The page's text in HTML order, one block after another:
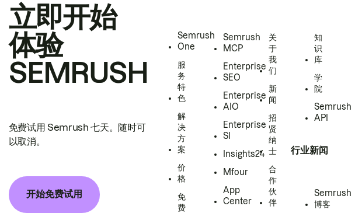
立即开始
体验
SEMRUSH
免费试用 Semrush 七天。随时可
以取消。
开始免费试用
Semrush
One
服
务
特
色
解
决
方
案
价
格
免
费
Semrush
MCP
Enterprise
SEO
Enterprise
AIO
Enterprise
SI
Insights24
Mfour
App
Center
关
于
我
们
新
闻
招
贤
纳
士
合
作
伙
伴
知
识
库
学
院
Semrush
API
行业新闻
Semrush
博客